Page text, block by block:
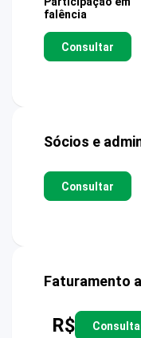
falência
Consultar
Sócios e
Consultar
Faturamento
R$